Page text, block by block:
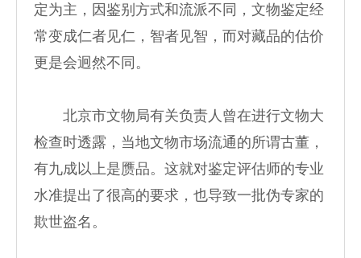
定为主，因鉴别方式和流派不同，文物鉴定经
常变成仁者见仁，智者见智，而对藏品的估价
更是会迥然不同。
北京市文物局有关负责人曾在进行文物大
检查时透露，当地文物市场流通的所谓古董，
有九成以上是赝品。这就对鉴定评估师的专业
水准提出了很高的要求，也导致一批伪专家的
欺世盗名。